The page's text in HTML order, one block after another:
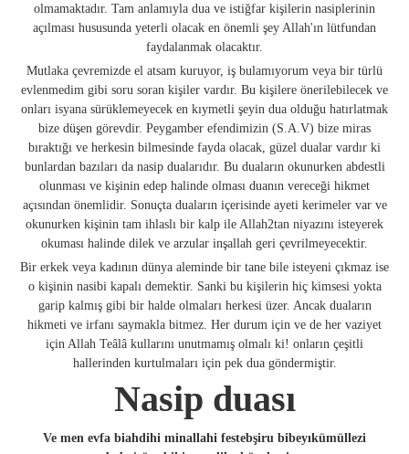
olmamaktadır. Tam anlamıyla dua ve istiğfar kişilerin nasiplerinin
açılması hususunda yeterli olacak en önemli şey Allah'ın lütfundan
faydalanmak olacaktır.
Mutlaka çevremizde el atsam kuruyor, iş bulamıyorum veya bir türlü
evlenmedim gibi soru soran kişiler vardır. Bu kişilere önerilebilecek ve
onları isyana sürüklemeyecek en kıymetli şeyin dua olduğu hatırlatmak
bize düşen görevdir. Peygamber efendimizin (S.A.V) bize miras
bıraktığı ve herkesin bilmesinde fayda olacak, güzel dualar vardır ki
bunlardan bazıları da nasip dualarıdır. Bu duaların okunurken abdestli
olunması ve kişinin edep halinde olması duanın vereceği hikmet
açısından önemlidir. Sonuçta duaların içerisinde ayeti kerimeler var ve
okunurken kişinin tam ihlaslı bir kalp ile Allah2tan niyazını isteyerek
okuması halinde dilek ve arzular inşallah geri çevrilmeyecektir.
Bir erkek veya kadının dünya aleminde bir tane bile isteyeni çıkmaz ise
o kişinin nasibi kapalı demektir. Sanki bu kişilerin hiç kimsesi yokta
garip kalmış gibi bir halde olmaları herkesi üzer. Ancak duaların
hikmeti ve irfanı saymakla bitmez. Her durum için ve de her vaziyet
için Allah Teâlâ kullarını unutmamış olmalı ki! onların çeşitli
hallerinden kurtulmaları için pek dua göndermiştir.
Nasip duası
Ve men evfa biahdihi minallahi festebşiru bibeyıkümüllezi